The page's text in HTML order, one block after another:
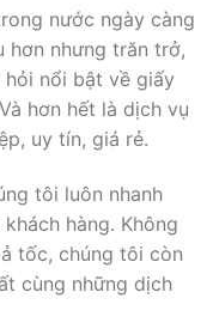
nước ngày càng
hơn nhưng trăn trở,
hỏi nổi bật về giấy
hơn hết là dịch vụ
uy tín, giá rẻ.
tôi luôn nhanh
hàng. Không
tốc, chúng tôi còn
cùng những dịch